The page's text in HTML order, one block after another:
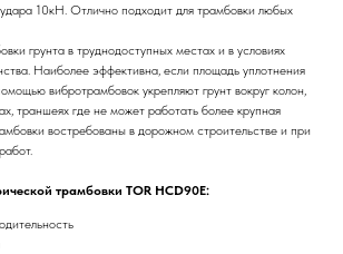
10кН. Отлично подходит для трамбовки любых
грунта в труднодоступных местах и в условиях
Наиболее эффективна, если площадь уплотнения
вибротрамбовок укрепляют грунт вокруг колон,
траншеях где не может работать более крупная
востребованы в дорожном строительстве и при
трамбовки TOR HCD90E: